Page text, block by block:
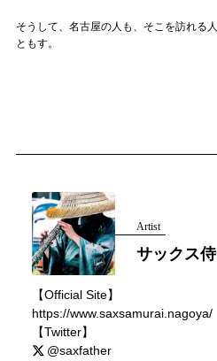
そうして、名古屋の人も、そこを訪れる
ともす。
Artist
サックス侍
【Official Site】
https://www.saxsamurai.nagoya/
【Twitter】
@saxfather